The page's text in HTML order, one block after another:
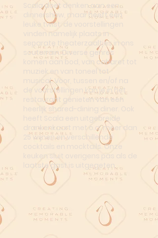
Scala doet denken aan een
dinnershow, maar heeft een
leuke twist: de voorstellingen
vinden namelijk plaats in
separate theaterzaaltjes in ons
souterrain. Diverse genres
komen aan bod, van cabaret tot
muziek en van toneel tot
musical. Voor, tussen en/of na
de voorstellingen kan je in het
restaurant genieten van een
heerlijk shared-dining diner. Ook
heeft Scala een uitgebreide
drankenkaart met o.a. meer dan
25 wijnen en verschillende
cocktails en mocktails. Onze
keuken sluit overigens pas als de
laatste gast is uitgegeten.